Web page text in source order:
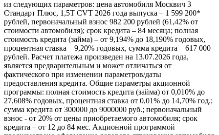
из следующих параметров: цена автомобиля Москвич 3
Стандарт Плюс, 1,5Т CVT 2026 года выпуска – 1 599 200*
рублей, первоначальный взнос 982 200 рублей (61,42% от
стоимости автомобиля); срок кредита – 84 месяца; полная
стоимость кредита (займа) – от 9,194% до 18,190% годовых,
процентная ставка – 9,20% годовых, сумма кредита – 617 000
рублей. Расчет платежа произведен на 13.07.2026 года,
является предварительным и может отличаться от
фактического при изменении параметров/даты
предоставления кредита. Общие параметры акционной
программы: полная стоимость кредита (займа) от 0,010% до
27,608% годовых, процентная ставка от 0,01% до 14,70% год.;
сумма кредита от 300000 до 9000000 руб.; первоначальный
взнос - от 20% от цены приобретаемого автомобиля; срок
кредита – от 12 до 84 мес. Акционной программой